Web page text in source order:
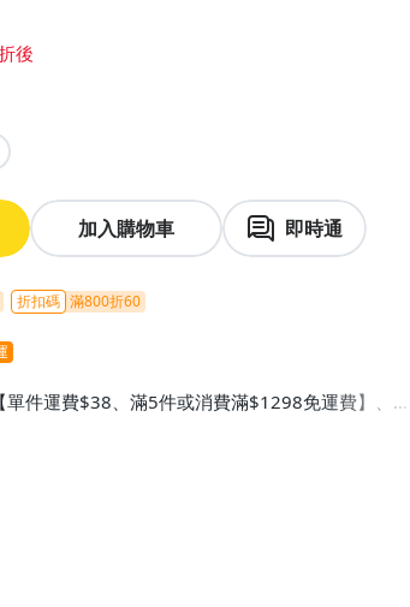
加入購物車 即時通
折扣碼 滿800折60
單件運費$38、滿5件或消費滿$1298免運費】、7-
免運費】、萊爾富取貨付款【單件運費$60、滿5件
】、宅配/貨運【單件運費$120、滿5件或消費滿